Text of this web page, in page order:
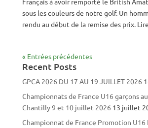
sous les couleurs de notre golf. Un
rendu au début de la remise des prix.
« Entrées précédentes
Recent Posts
GPCA 2026 DU 17 AU 19 JUILLET 2026
Championnats de France U16 garçons
Chantilly 9 et 10 juillet 2026 13 juillet
Championnat de France Promotion U16